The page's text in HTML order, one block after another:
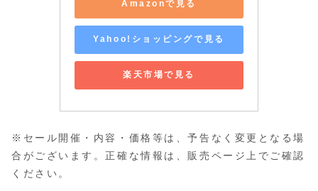
Amazonで見る
Yahoo!ショッピングで見る
楽天市場で見る
※セール開催・内容・価格等は、予告なく変更となる場
合がございます。正確な情報は、販売ページ上でご確認
ください。